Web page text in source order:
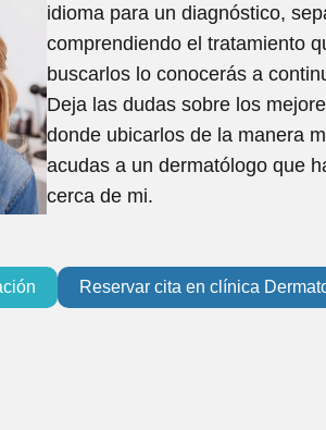
idioma para un diagnóstico,
comprendiendo el tratamiento
buscarlos lo conocerás a
Deja las dudas sobre los
donde ubicarlos de la manera
acudas a un dermatólogo que
cerca de mi.
Reservar cita en clínica